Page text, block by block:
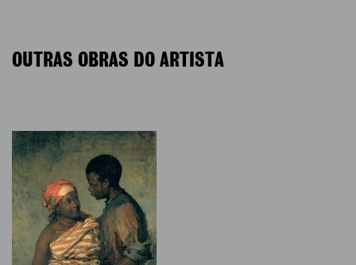
OUTRAS OBRAS DO ARTISTA